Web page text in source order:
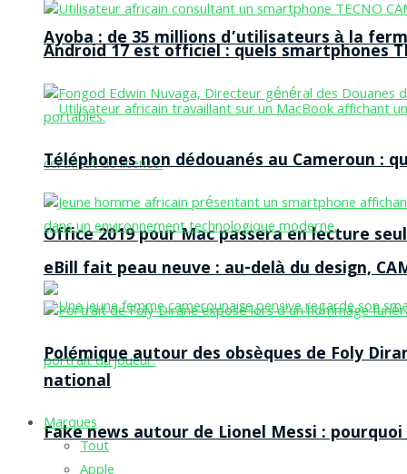
Ayoba : de 35 millions d’utilisateurs à la
Office 2019 pour Mac passera en lecture
Fake news autour de Lionel Messi :
Android 17 est officiel : quels smartphones
Téléphones non dédouanés au Cameroun :
eBill fait peau neuve : au-delà du design,
Polémique autour des obsèques de Foly
national
Marques
Tout